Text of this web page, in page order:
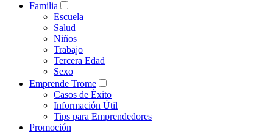
Familia
Escuela
Salud
Niños
Trabajo
Tercera Edad
Sexo
Emprende Trome
Casos de Éxito
Información Útil
Tips para Emprendedores
Promoción